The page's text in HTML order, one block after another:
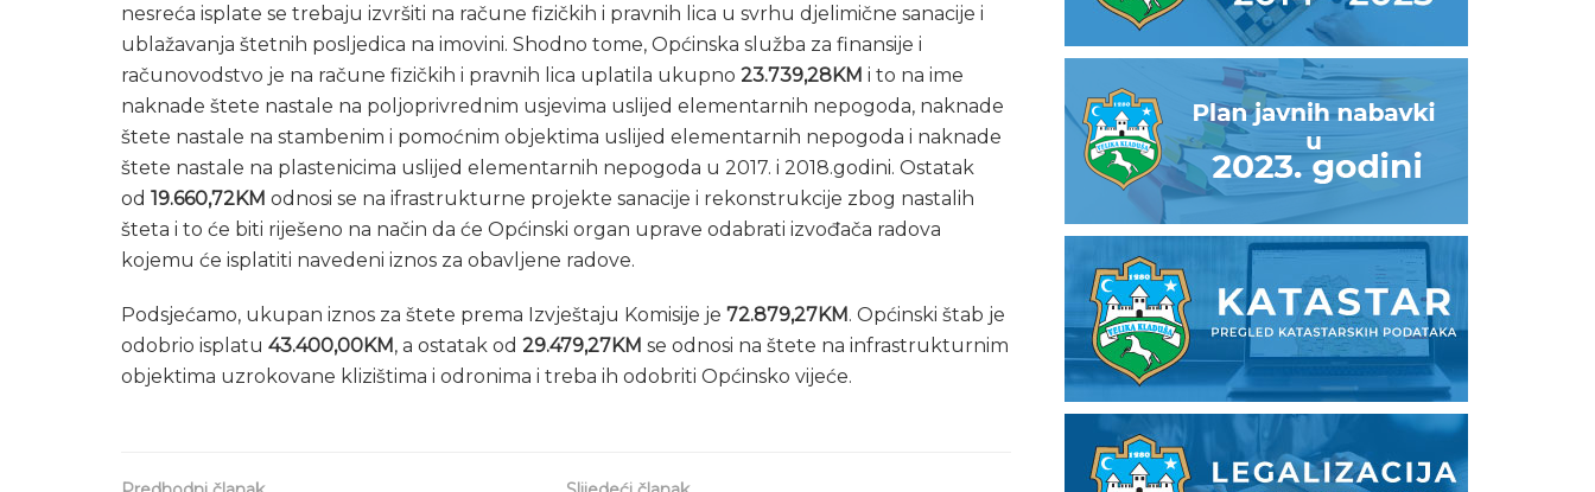
nesreća isplate se trebaju izvršiti na račune fizičkih i pravnih lica u svrhu djelimične sanacije i
ublažavanja štetnih posljedica na imovini. Shodno tome, Općinska služba za finansije i
računovodstvo je na račune fizičkih i pravnih lica uplatila ukupno 23.739,28KM i to na ime
naknade štete nastale na poljoprivrednim usjevima uslijed elementarnih nepogoda, naknade
štete nastale na stambenim i pomoćnim objektima uslijed elementarnih nepogoda i naknade
štete nastale na plastenicima uslijed elementarnih nepogoda u 2017. i 2018.godini. Ostatak
od 19.660,72KM odnosi se na ifrastrukturne projekte sanacije i rekonstrukcije zbog nastalih
šteta i to će biti riješeno na način da će Općinski organ uprave odabrati izvođača radova
kojemu će isplatiti navedeni iznos za obavljene radove.
Podsjećamo, ukupan iznos za štete prema Izvještaju Komisije je 72.879,27KM. Općinski štab je
odobrio isplatu 43.400,00KM, a ostatak od 29.479,27KM se odnosi na štete na infrastrukturnim
objektima uzrokovane klizištima i odronima i treba ih odobriti Općinsko vijeće.